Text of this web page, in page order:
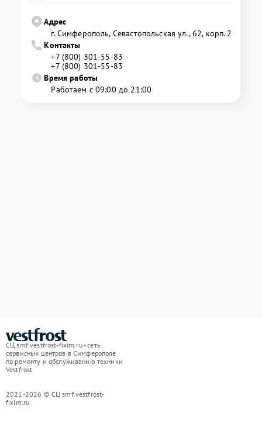
Адрес
г. Симферополь, Севастопольская ул., 62, корп. 2
Контакты
+7 (800) 301-55-83
+7 (800) 301-55-83
Время работы
Работаем с 09:00 до 21:00
СЦ smf.vestfrost-fixim.ru - сеть
сервисных центров в Симферополе
по ремонту и обслуживанию техники
Vestfrost
2021-2026 © СЦ smf.vestfrost-
fixim.ru